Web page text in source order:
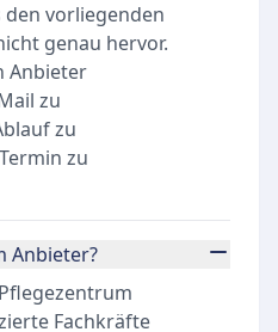
vorliegenden
genau hervor.
Anbieter
zu
zu
zu
Anbieter?
Fachkräfte